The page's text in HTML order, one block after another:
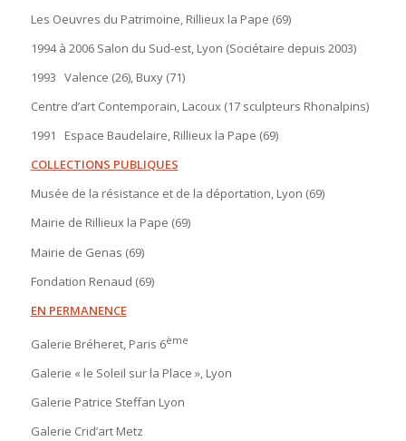
Les Oeuvres du Patrimoine, Rillieux la Pape (69)
1994 à 2006 Salon du Sud-est, Lyon (Sociétaire depuis 2003)
1993 Valence (26), Buxy (71)
Centre d’art Contemporain, Lacoux (17 sculpteurs Rhonalpins)
1991 Espace Baudelaire, Rillieux la Pape (69)
COLLECTIONS PUBLIQUES
Musée de la résistance et de la déportation, Lyon (69)
Mairie de Rillieux la Pape (69)
Mairie de Genas (69)
Fondation Renaud (69)
EN PERMANENCE
Galerie Bréheret, Paris 6ème
Galerie « le Soleil sur la Place », Lyon
Galerie Patrice Steffan Lyon
Galerie Crid’art Metz